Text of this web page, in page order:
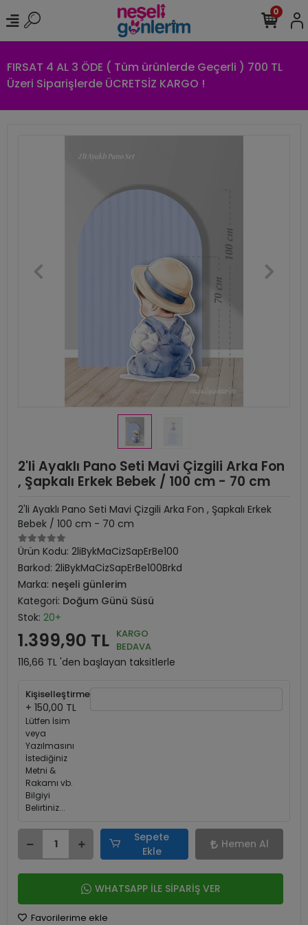
FIRSAT 4 AL 3 ÖDE ( Tüm ürünlerde Geçerli ) 700 TL
Üzeri Siparişlerde ÜCRETSİZ KARGO !
0
2'li Ayaklı Pano Seti Mavi Çizgili Arka Fon
, Şapkalı Erkek Bebek / 100 cm - 70 cm
2'li Ayaklı Pano Seti Mavi Çizgili Arka Fon , Şapkalı Erkek
Bebek / 100 cm - 70 cm
Ürün Kodu: 2liBykMaCizSapErBe100
Barkod: 2liBykMaCizSapErBe100Brkd
Marka: neşeli günlerim
Kategori: Doğum Günü Süsü
Stok: 20+
1.399,90 TL KARGO
BEDAVA
116,66 TL 'den başlayan taksitlerle
Kişiselleştirme
+ 150,00 TL
Lütfen İsim
veya
Yazılmasını
İstediğiniz
Metni &
Rakamı vb.
Bilgiyi
Belirtiniz...
Sepete
Ekle
Hemen Al
WHATSAPP İLE SİPARİŞ VER
Favorilerime ekle